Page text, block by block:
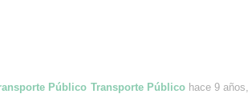
Transporte Público hace 9